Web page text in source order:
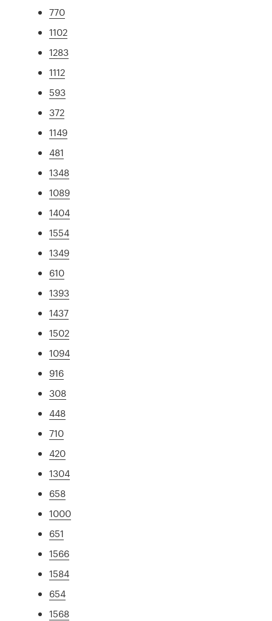
770
1102
1283
1112
593
372
1149
481
1348
1089
1404
1554
1349
610
1393
1437
1502
1094
916
308
448
710
420
1304
658
1000
651
1566
1584
654
1568